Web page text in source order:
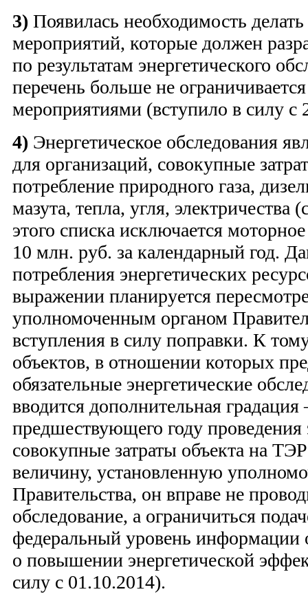
3) Появилась необходимость
мероприятий, которые должен
по результатам энергетического
перечень больше не
мероприятиями (вступило в силу с
4) Энергетическое обследования
для организаций, совокупные
потребление природного газа,
мазута, тепла, угля, электричества
этого списка исключается
10 млн. руб. за календарный год.
потребления энергетических
выражении планируется
уполномоченным органом
вступления в силу поправки. К
объектов, в отношении которых
обязательные энергетические
вводится дополнительная градация
предшествующего году проведения
совокупные затраты объекта на
величину, установленную
Правительства, он вправе не
обследование, а ограничиться
федеральный уровень информации
о повышении энергетической
силу с 01.10.2014).